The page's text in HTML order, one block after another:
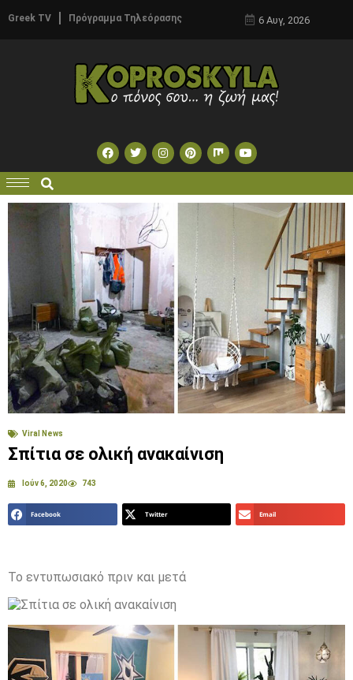
Greek TV Πρόγραμμα Τηλεόρασης 6 Αυγ, 2026
Viral News
Σπίτια σε ολική ανακαίνιση
Ιούν 6, 2020 743
Facebook Twitter Email
Το εντυπωσιακό πριν και μετά